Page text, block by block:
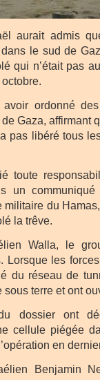
aurait admis
le sud de
qui n’était pas
ordonné
Gaza, affirmant
pas libéré tous
toute
un communiqué
militaire du
la trêve.
Walla, le
Lorsque les
du réseau de
terre et ont
dossier ont
cellule piégée
en
Benjamin